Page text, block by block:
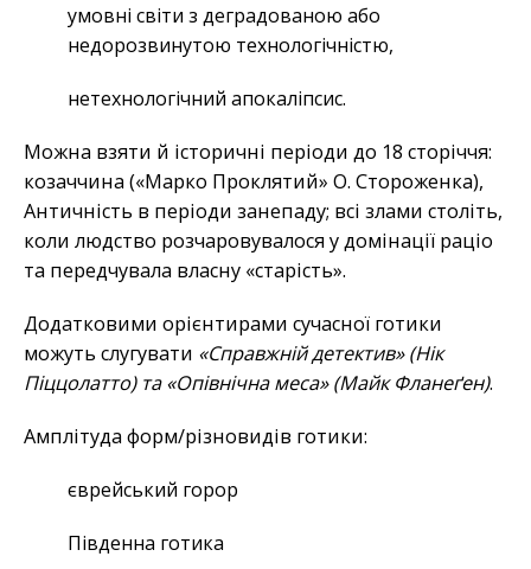
умовні світи з деградованою або
недорозвинутою технологічністю,
нетехнологічний апокаліпсис.
Можна взяти й історичні періоди до 18 сторіччя:
козаччина («Марко Проклятий» О. Стороженка),
Античність в періоди занепаду; всі злами століть,
коли людство розчаровувалося у домінації раціо
та передчувала власну «старість».
Додатковими орієнтирами сучасної готики
можуть слугувати «Справжній детектив» (Нік
Піццолатто) та «Опівнічна меса» (Майк Фланеґен).
Амплітуда форм/різновидів готики:
єврейський горор
Південна готика